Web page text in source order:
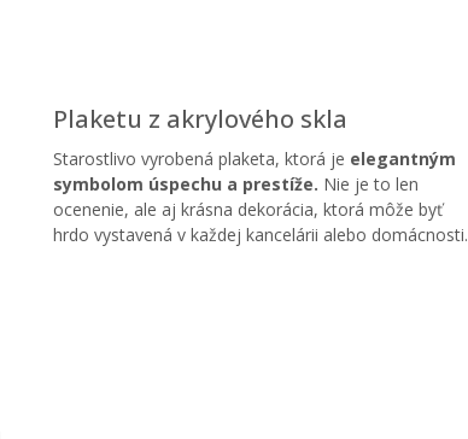
Plaketu z akrylového skla
Starostlivo vyrobená plaketa, ktorá je elegantným
symbolom úspechu a prestíže. Nie je to len
ocenenie, ale aj krásna dekorácia, ktorá môže byť
hrdo vystavená v každej kancelárii alebo domácnosti.